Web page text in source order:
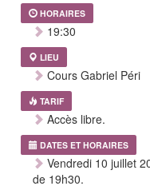
HORAIRES
19:30
LIEU
Cours Gabriel Péri
TARIF
Accès libre.
DATES ET HORAIRES
Vendredi 10 juillet
de 19h30.